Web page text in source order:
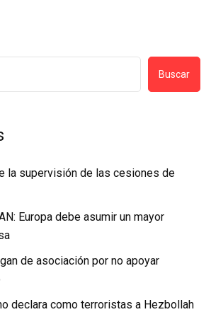
Buscar
la supervisión de las cesiones de
Europa debe asumir un mayor
de asociación por no apoyar
declara como terroristas a Hezbollah